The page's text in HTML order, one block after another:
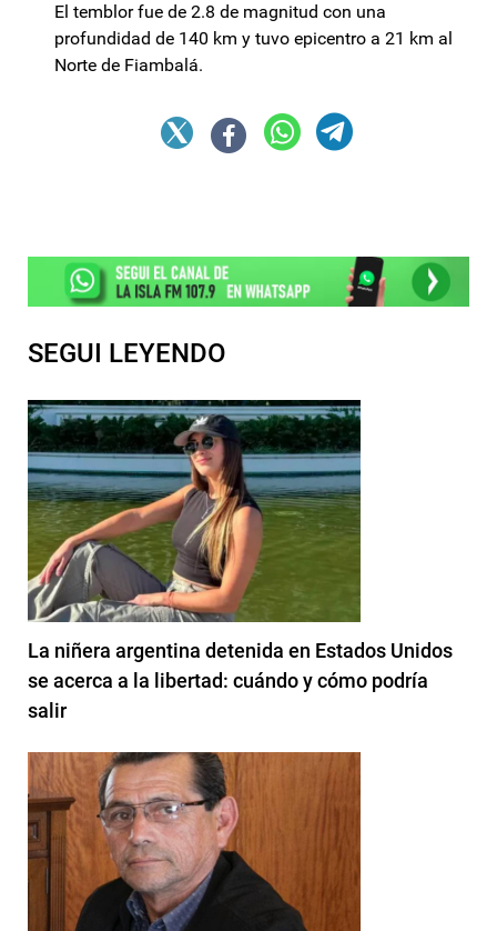
El temblor fue de 2.8 de magnitud con una
profundidad de 140 km y tuvo epicentro a 21 km al
Norte de Fiambalá.
SEGUI LEYENDO
La niñera argentina detenida en Estados Unidos
se acerca a la libertad: cuándo y cómo podría
salir